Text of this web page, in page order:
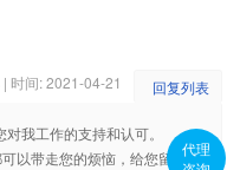
| 时间: 2021-04-21 回复列表
我工作的支持和认可。
以带走您的烦恼，给您留下美
代理